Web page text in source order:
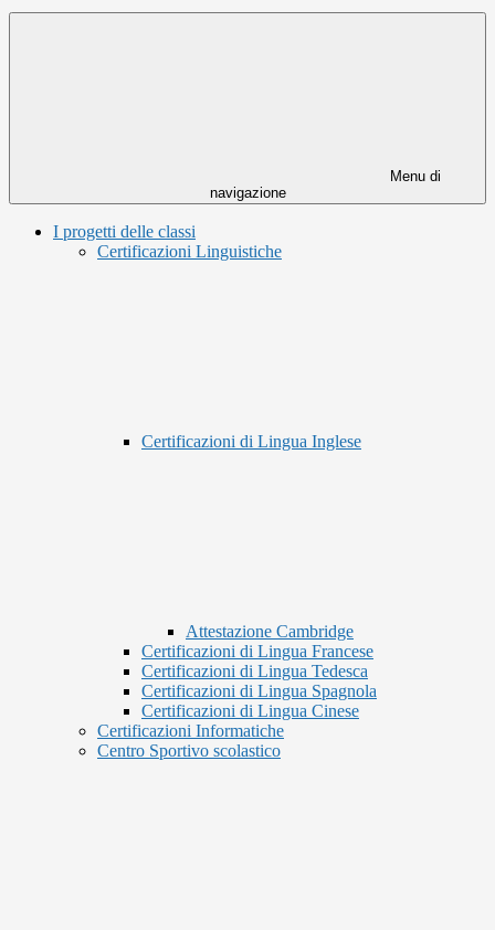
Menu di
navigazione
I progetti delle classi
Certificazioni Linguistiche
Certificazioni di Lingua Inglese
Attestazione Cambridge
Certificazioni di Lingua Francese
Certificazioni di Lingua Tedesca
Certificazioni di Lingua Spagnola
Certificazioni di Lingua Cinese
Certificazioni Informatiche
Centro Sportivo scolastico